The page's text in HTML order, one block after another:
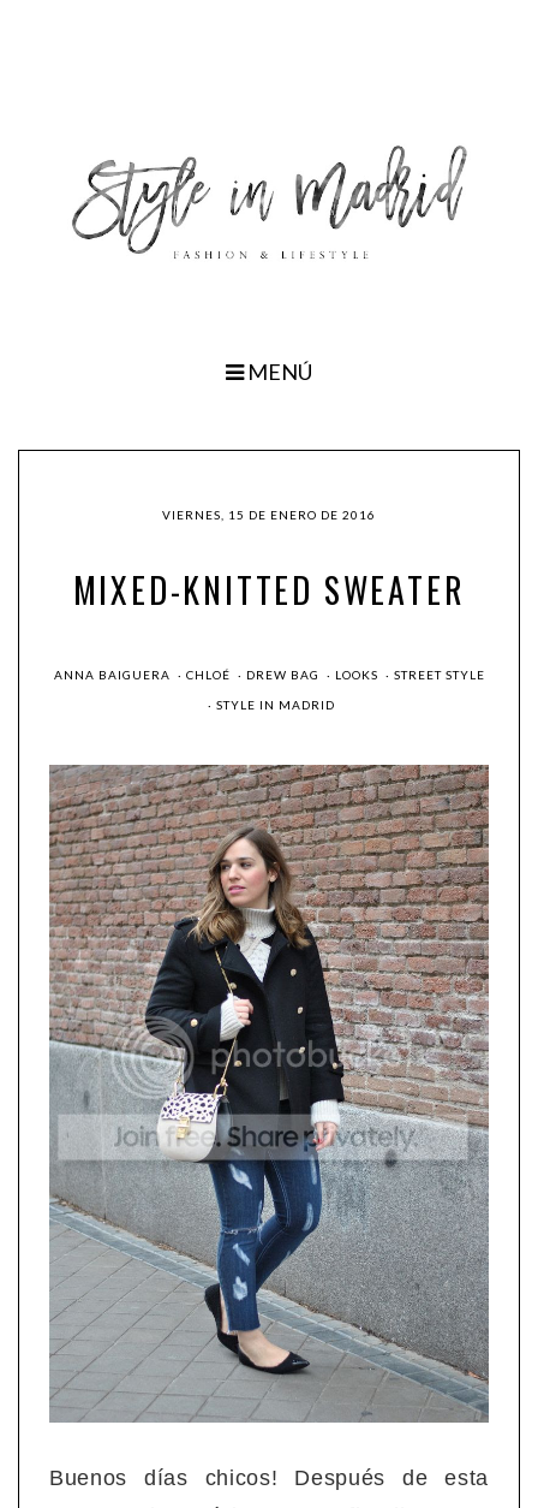
MENÚ
VIERNES, 15 DE ENERO DE 2016
MIXED-KNITTED SWEATER
ANNA BAIGUERA · CHLOÉ · DREW BAG · LOOKS · STREET STYLE
· STYLE IN MADRID
Buenos días chicos! Después de esta